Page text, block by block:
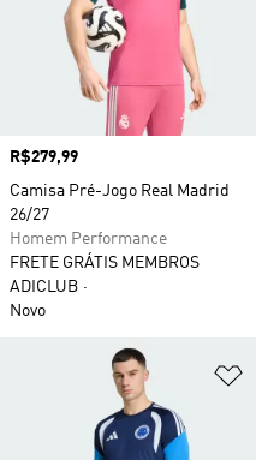
Preço
R$279,99
Camisa Pré-Jogo Real Madrid
26/27
Homem Performance
FRETE GRÁTIS MEMBROS
ADICLUB
Novo